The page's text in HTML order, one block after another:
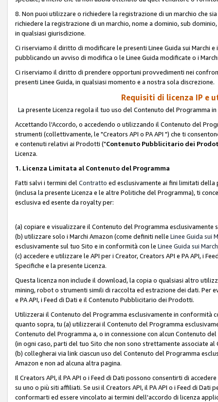
8. Non puoi utilizzare o richiedere la registrazione di un marchio che
richiedere la registrazione di un marchio, nome a dominio, sub
in qualsiasi giurisdizione.
Ci riserviamo il diritto di modificare le presenti Linee Guida sui Marchi
pubblicando un avviso di modifica o le Linee Guida modificate o i
Ci riserviamo il diritto di prendere opportuni provvedimenti nei
presenti Linee Guida, in qualsiasi momento e a nostra sola discrezione.
Requisiti di licenza IP e
La presente Licenza regola il tuo uso del Contenuto del Programma
Accettando l'Accordo, o accedendo o utilizzando il Contenuto del
strumenti (collettivamente, le "Creators API o PA API ") che ti
e contenuti relativi ai Prodotti ("Contenuto Pubblicitario dei
Licenza.
1. Licenza Limitata al Contenuto del Programma
Fatti salvi i termini del Contratto ed esclusivamente ai fini limitati
(inclusa la presente Licenza e le altre Politiche del Programma), ti
esclusiva ed esente da royalty per:
(a) copiare e visualizzare il Contenuto del Programma esclusivamente
(b) utilizzare solo i Marchi Amazon (come definiti nelle Linee Guida sui
esclusivamente sul tuo Sito e in conformità con le Linee Guida sui March
(c) accedere e utilizzare le API per i Creator, Creators API e PA API, i
Specifiche e la presente Licenza.
Questa licenza non include il download, la copia o qualsiasi altro
mining, robot o strumenti simili di raccolta ed estrazione dei dati. Per
e PA API, i Feed di Dati e il Contenuto Pubblicitario dei Prodotti.
Utilizzerai il Contenuto del Programma esclusivamente in conformità
quanto sopra, tu (a) utilizzerai il Contenuto del Programma
Contenuto del Programma a, o in connessione con alcun Contenuto
(in ogni caso, parti del tuo Sito che non sono strettamente associate
(b) collegherai via link ciascun uso del Contenuto del Programma
Amazon e non ad alcuna altra pagina.
Il Creators API, il PA API o i Feed di Dati possono consentirti di
su uno o più siti affiliati. Se usi il Creators API, il PA API o i Feed di
conformarti ed essere vincolato ai termini dell'accordo di licenza